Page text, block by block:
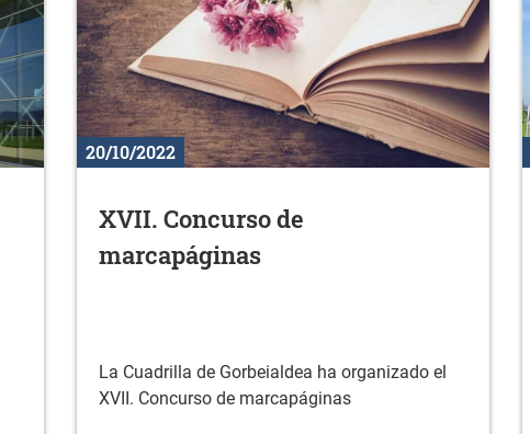
20/10/2022
XVII. Concurso de
marcapáginas
La Cuadrilla de Gorbeialdea ha organizado el
XVII. Concurso de marcapáginas